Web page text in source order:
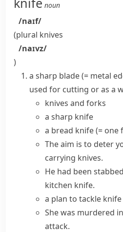
noun
/naɪf/
(plural knives
/naɪvz/
)
a sharp blade(= metal
used for cutting or as a
knives and forks
a sharp knife
a bread knife(= one
The aim is to deter
carrying knives.
He had been
kitchen knife.
a plan to tackle
She was murdered
attack.